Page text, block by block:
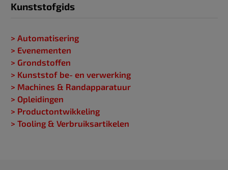
Kunststofgids
> Automatisering
> Evenementen
> Grondstoffen
> Kunststof be- en verwerking
> Machines & Randapparatuur
> Opleidingen
> Productontwikkeling
> Tooling & Verbruiksartikelen